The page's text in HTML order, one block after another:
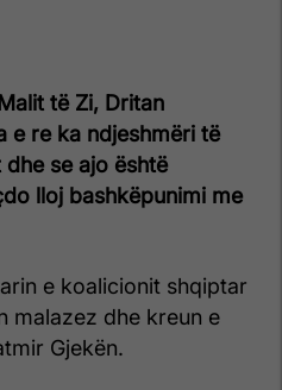
të Zi, Dritan
e re ka ndjeshmëri të
se ajo është
lloj bashkëpunimi me
e koalicionit shqiptar
malazez dhe kreun e
Gjekën.